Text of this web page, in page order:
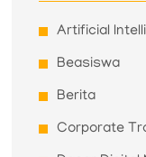
Artificial
Beasiswa
Berita
Corporate